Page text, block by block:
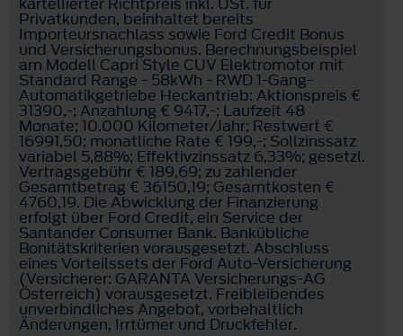
Privatkunden, beinhaltet bereits
Importeursnachlass sowie Ford Credit Bonus
und Versicherungsbonus. Berechnungsbeispiel
am Modell Capri Style CUV Elektromotor mit
Standard Range - 58kWh - RWD 1-Gang-
Automatikgetriebe Heckantrieb: Aktionspreis €
31390,-; Anzahlung € 9417,-; Laufzeit 48
Monate; 10.000 Kilometer/Jahr; Restwert €
16991,50; monatliche Rate € 199,-; Sollzinssatz
variabel 5,88%; Effektivzinssatz 6,33%; gesetzl.
Vertragsgebühr € 189,69; zu zahlender
Gesamtbetrag € 36150,19; Gesamtkosten €
4760,19. Die Abwicklung der Finanzierung
erfolgt über Ford Credit, ein Service der
Santander Consumer Bank. Bankübliche
Bonitätskriterien vorausgesetzt. Abschluss
eines Vorteilssets der Ford Auto-Versicherung
(Versicherer: GARANTA Versicherungs-AG
Österreich) vorausgesetzt. Freibleibendes
unverbindliches Angebot, vorbehaltlich
Änderungen, Irrtümer und Druckfehler.